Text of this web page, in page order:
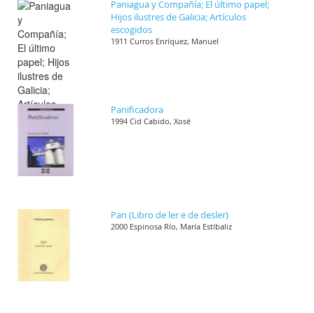
Paniagua y Compañía; El último papel;
Hijos ilustres de Galicia; Artículos
escogidos
1911 Curros Enríquez, Manuel
Panificadora
1994 Cid Cabido, Xosé
Pan (Libro de ler e de desler)
2000 Espinosa Río, María Estíbaliz